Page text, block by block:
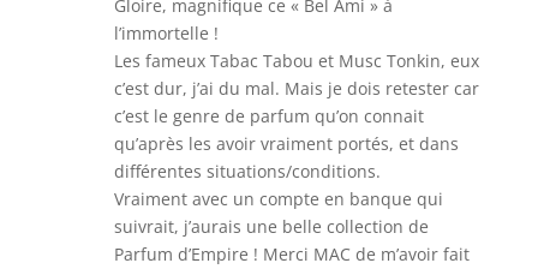
Gloire, magnifique ce « Bel Ami » à
l’immortelle !
Les fameux Tabac Tabou et Musc Tonkin, eux
c’est dur, j’ai du mal. Mais je dois retester car
c’est le genre de parfum qu’on connait
qu’après les avoir vraiment portés, et dans
différentes situations/conditions.
Vraiment avec un compte en banque qui
suivrait, j’aurais une belle collection de
Parfum d’Empire ! Merci MAC de m’avoir fait